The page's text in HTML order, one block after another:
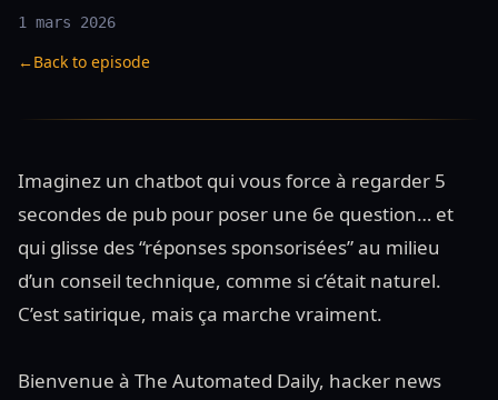
1 mars 2026
←Back to episode
Imaginez un chatbot qui vous force à regarder 5
secondes de pub pour poser une 6e question… et
qui glisse des “réponses sponsorisées” au milieu
d’un conseil technique, comme si c’était naturel.
C’est satirique, mais ça marche vraiment.
Bienvenue à The Automated Daily, hacker news